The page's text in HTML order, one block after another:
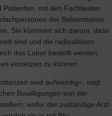
mit den Fachleuten
der Bettenstation
Sie kümmert sich darum, dass
sind und die radioaktiven
das Labor bestellt werden,
einsetzen zu können.
sind aufwendig», sagt
Bewilligungen von der
wofür der zuständige Arzt